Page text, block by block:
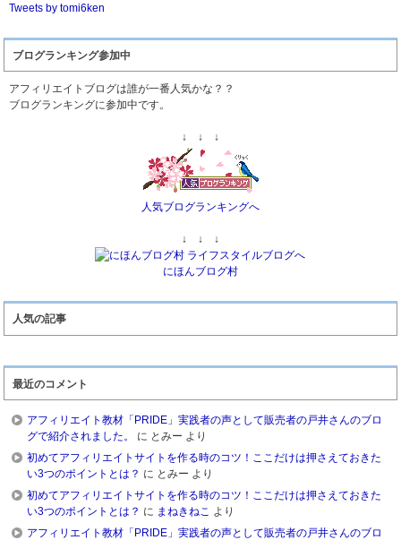
Tweets by tomi6ken
ブログランキング参加中
アフィリエイトブログは誰が一番人気かな？？
ブログランキングに参加中です。
↓ ↓ ↓
人気ブログランキングへ
↓ ↓ ↓
にほんブログ村
人気の記事
最近のコメント
アフィリエイト教材「PRIDE」実践者の声として販売者の戸井さんのブロ
グで紹介されました。
に とみー より
初めてアフィリエイトサイトを作る時のコツ！ここだけは押さえておきた
い3つのポイントとは？ に とみー より
初めてアフィリエイトサイトを作る時のコツ！ここだけは押さえておきた
い3つのポイントとは？ に まねきねこ より
アフィリエイト教材「PRIDE」実践者の声として販売者の戸井さんのブロ